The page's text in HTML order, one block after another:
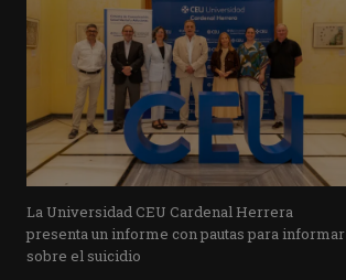
La Universidad CEU Cardenal Herrera
presenta un informe con pautas para informar
sobre el suicidio